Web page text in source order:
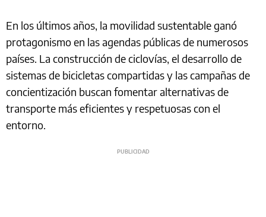
En los últimos años, la movilidad sustentable ganó
protagonismo en las agendas públicas de numerosos
países. La construcción de ciclovías, el desarrollo de
sistemas de bicicletas compartidas y las campañas de
concientización buscan fomentar alternativas de
transporte más eficientes y respetuosas con el
entorno.